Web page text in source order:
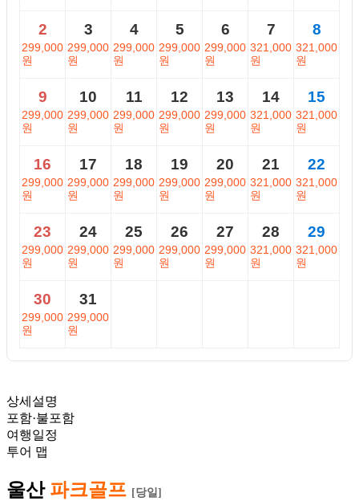
2
299,000
원
3
299,000
원
4
299,000
원
5
299,000
원
6
299,000
원
7
321,000
원
8
321,000
원
9
299,000
원
10
299,000
원
11
299,000
원
12
299,000
원
13
299,000
원
14
321,000
원
15
321,000
원
16
299,000
원
17
299,000
원
18
299,000
원
19
299,000
원
20
299,000
원
21
321,000
원
22
321,000
원
23
299,000
원
24
299,000
원
25
299,000
원
26
299,000
원
27
299,000
원
28
321,000
원
29
321,000
원
30
299,000
원
31
299,000
원
상세설명
포함·불포함
여행일정
투어 맵
울산파크골프 [당일]